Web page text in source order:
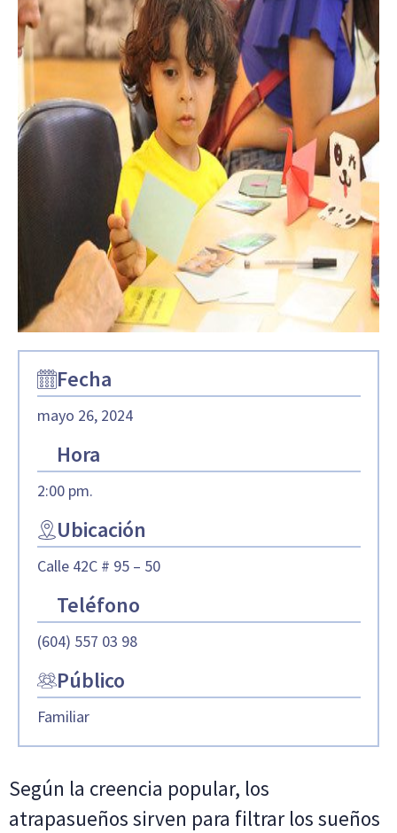
Fecha
mayo 26, 2024
Hora
2:00 pm.
Ubicación
Calle 42C # 95 – 50
Teléfono
(604) 557 03 98
Público
Familiar
Según la creencia popular, los
atrapasueños sirven para filtrar los sueños